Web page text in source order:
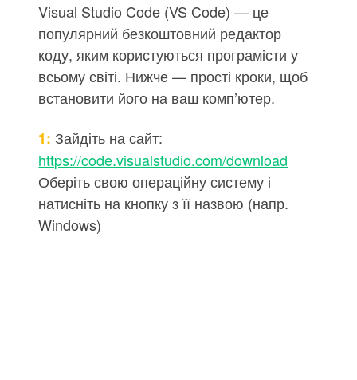
Visual Studio Code (VS Code) — це
популярний безкоштовний редактор
коду, яким користуються програмісти у
всьому світі. Нижче — прості кроки, щоб
встановити його на ваш комп’ютер.
1: Зайдіть на сайт:
https://code.visualstudio.com/download
Оберіть свою операційну систему і
натисніть на кнопку з її назвою (напр.
Windows)